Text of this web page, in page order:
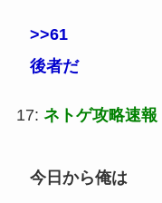
>>61
後者だ
17: ネトゲ攻略速報
今日から俺は